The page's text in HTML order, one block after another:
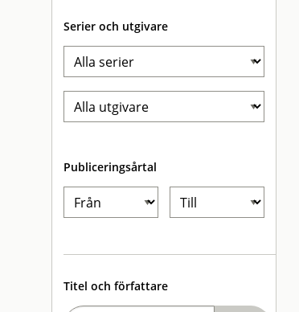
Serier och utgivare
Publiceringsårtal
Titel och författare